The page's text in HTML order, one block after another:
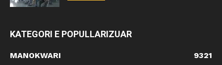
KATEGORI E POPULLARIZUAR
MANOKWARI
9321